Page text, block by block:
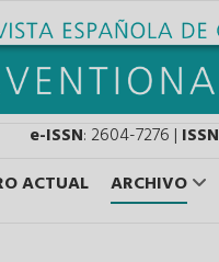
e-ISSN: 2604-7276 | ISSN
ACTUAL ARCHIVO